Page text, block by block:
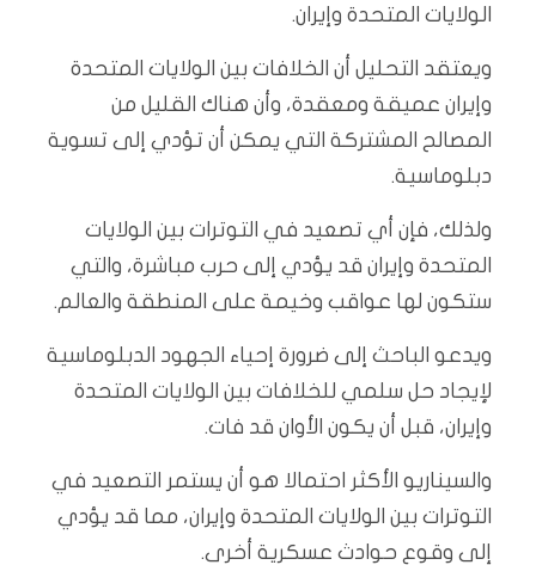
الولايات المتحدة وإيران.
ويعتقد التحليل أن الخلافات بين الولايات المتحدة
وإيران عميقة ومعقدة، وأن هناك القليل من
المصالح المشتركة التي يمكن أن تؤدي إلى تسوية
دبلوماسية.
ولذلك، فإن أي تصعيد في التوترات بين الولايات
المتحدة وإيران قد يؤدي إلى حرب مباشرة، والتي
ستكون لها عواقب وخيمة على المنطقة والعالم.
ويدعو الباحث إلى ضرورة إحياء الجهود الدبلوماسية
لإيجاد حل سلمي للخلافات بين الولايات المتحدة
وإيران، قبل أن يكون الأوان قد فات.
والسيناريو الأكثر احتمالا هو أن يستمر التصعيد في
التوترات بين الولايات المتحدة وإيران، مما قد يؤدي
إلى وقوع حوادث عسكرية أخرى.